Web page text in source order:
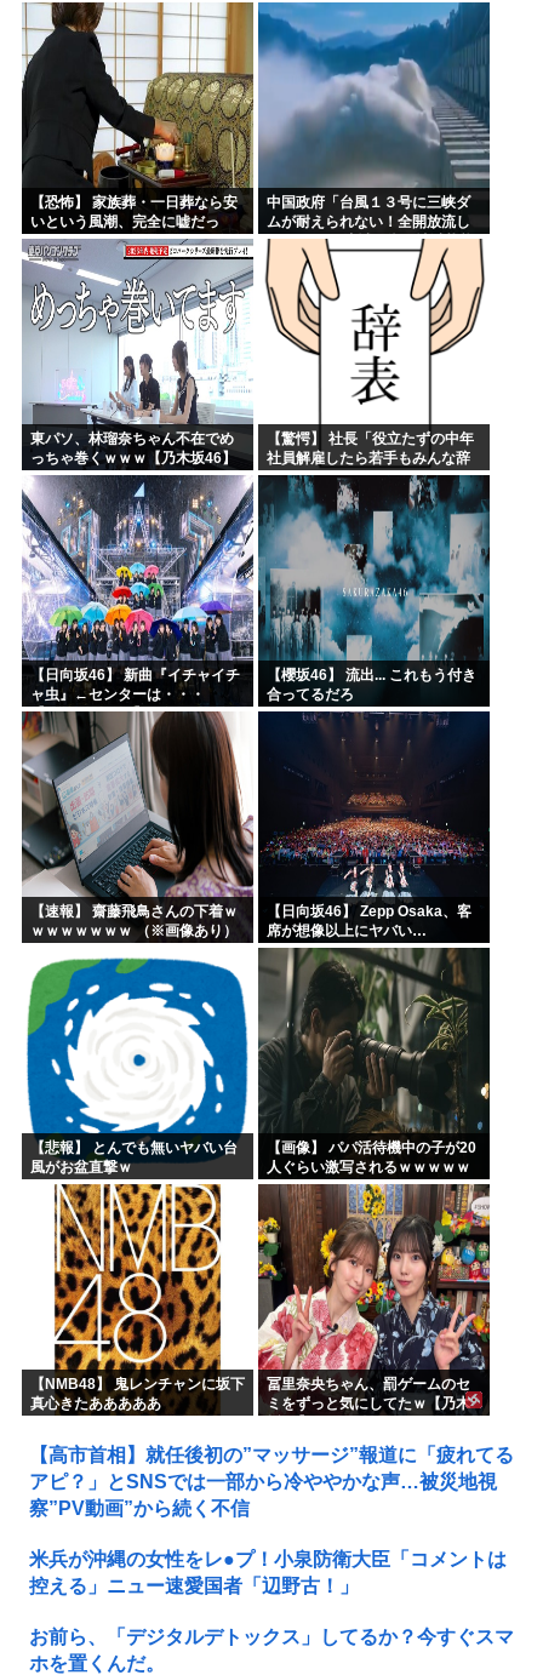
い美貌」とSNSざわつく 故なのか？
【恐怖】 家族葬・一日葬なら安
いという風潮、完全に嘘だっ
た・・・・
中国政府「台風１３号に三峡ダ
ムが耐えられない！全開放流し
ろ！」⇒ 下流域の街が壊滅状態
ｗｗｗｗｗ
東パソ、林瑠奈ちゃん不在でめ
っちゃ巻くｗｗｗ【乃木坂46】
【驚愕】 社長「役立たずの中年
社員解雇したら若手もみんな辞
めてしまった…」
【日向坂46】 新曲『イチャイチ
ャ虫』←センターは・・・
【18thシングル】
【櫻坂46】 流出... これもう付き
合ってるだろ
【速報】 齋藤飛鳥さんの下着ｗ
ｗｗｗｗｗｗｗ （※画像あり）
【日向坂46】 Zepp Osaka、客
席が想像以上にヤバい…
【悲報】 とんでも無いヤバい台
風がお盆直撃ｗ
【画像】 パパ活待機中の子が20
人ぐらい激写されるｗｗｗｗｗ
ｗｗｗｗｗｗ
【NMB48】 鬼レンチャンに坂下
真心きたあああああ
冨里奈央ちゃん、罰ゲームのセ
ミをずっと気にしてたｗ【乃木
【高市首相】就任後初の”マッサージ”報道に「疲れてる
アピ？」とSNSでは一部から冷ややかな声…被災地視
察”PV動画”から続く不信
米兵が沖縄の女性をレ●プ！小泉防衛大臣「コメントは
控える」ニュー速愛国者「辺野古！」
お前ら、「デジタルデトックス」してるか？今すぐスマ
ホを置くんだ。